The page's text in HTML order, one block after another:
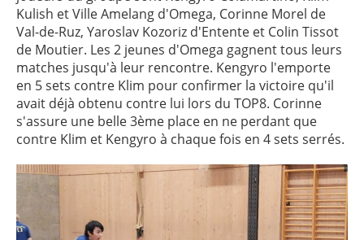
Kulish et Ville Amelang d'Omega, Corinne Morel de
Val-de-Ruz, Yaroslav Kozoriz d'Entente et Colin Tissot
de Moutier. Les 2 jeunes d'Omega gagnent tous leurs
matches jusqu'à leur rencontre. Kengyro l'emporte
en 5 sets contre Klim pour confirmer la victoire qu'il
avait déjà obtenu contre lui lors du TOP8. Corinne
s'assure une belle 3ème place en ne perdant que
contre Klim et Kengyro à chaque fois en 4 sets serrés.